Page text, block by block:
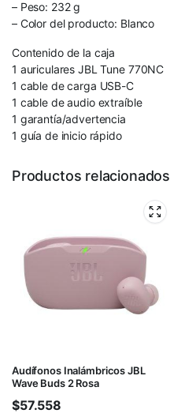
– Peso: 232 g
– Color del producto: Blanco
Contenido de la caja
1 auriculares JBL Tune 770NC
1 cable de carga USB-C
1 cable de audio extraíble
1 garantía/advertencia
1 guía de inicio rápido
Productos relacionados
Audífonos Inalámbricos JBL
Wave Buds 2 Rosa
$57.558